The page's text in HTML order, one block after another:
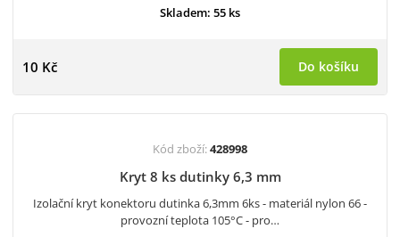
Skladem: 55 ks
10 Kč Do košíku
Kód zboží:428998
Kryt 8 ks dutinky 6,3 mm
Izolační kryt konektoru dutinka 6,3mm 6ks - materiál nylon 66 -
provozní teplota 105°C - pro…